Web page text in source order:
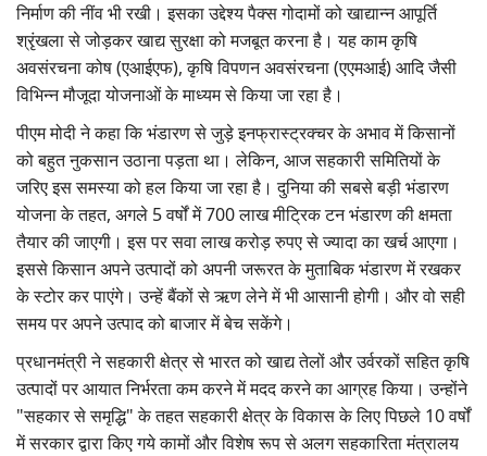
निर्माण की नींव भी रखी। इसका उद्देश्य पैक्स गोदामों को खाद्यान्न आपूर्ति
श्रृंखला से जोड़कर खाद्य सुरक्षा को मजबूत करना है। यह काम कृषि
अवसंरचना कोष (एआईएफ), कृषि विपणन अवसंरचना (एएमआई) आदि जैसी
विभिन्न मौजूदा योजनाओं के माध्यम से किया जा रहा है।
पीएम मोदी ने कहा कि भंडारण से जुड़े इनफ्रास्ट्रक्चर के अभाव में किसानों
को बहुत नुकसान उठाना पड़ता था। लेकिन, आज सहकारी समितियों के
जरिए इस समस्या को हल किया जा रहा है। दुनिया की सबसे बड़ी भंडारण
योजना के तहत, अगले 5 वर्षों में 700 लाख मीट्रिक टन भंडारण की क्षमता
तैयार की जाएगी। इस पर सवा लाख करोड़ रुपए से ज्यादा का खर्च आएगा।
इससे किसान अपने उत्पादों को अपनी जरूरत के मुताबिक भंडारण में रखकर
के स्टोर कर पाएंगे। उन्हें बैंकों से ऋण लेने में भी आसानी होगी। और वो सही
समय पर अपने उत्पाद को बाजार में बेच सकेंगे।
प्रधानमंत्री ने सहकारी क्षेत्र से भारत को खाद्य तेलों और उर्वरकों सहित कृषि
उत्पादों पर आयात निर्भरता कम करने में मदद करने का आग्रह किया। उन्होंने
"सहकार से समृद्धि" के तहत सहकारी क्षेत्र के विकास के लिए पिछले 10 वर्षों
में सरकार द्वारा किए गये कामों और विशेष रूप से अलग सहकारिता मंत्रालय